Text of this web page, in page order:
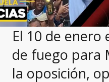
El 10 de enero
de fuego para
la oposición,